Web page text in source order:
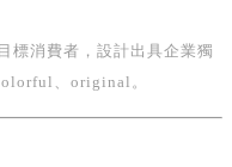
標消費者，設計出具企業獨
、original。